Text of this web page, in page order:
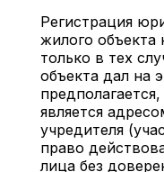
Регистрация
жилого
только в тех
объекта дал на
является
учредителя
право
лица без